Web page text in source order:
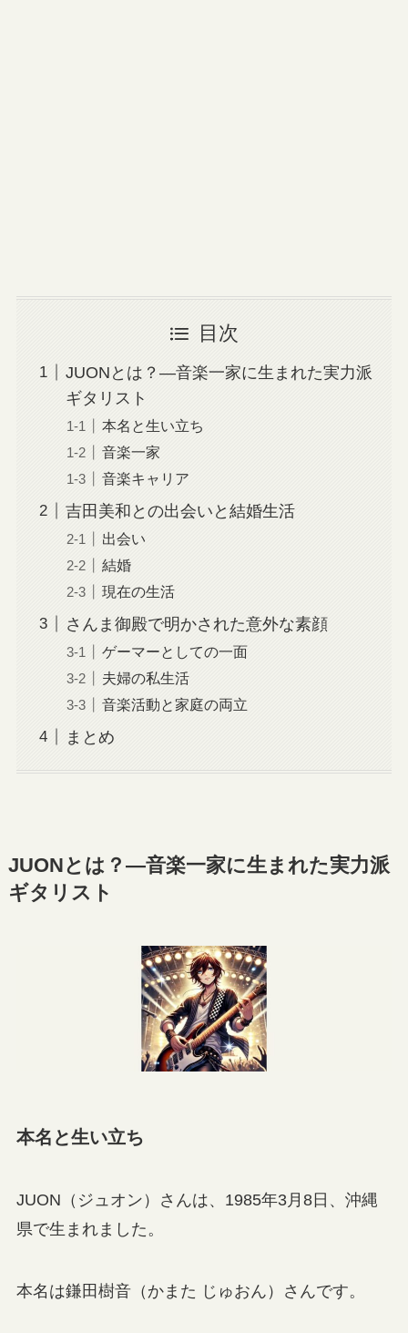
目次
JUONとは？—音楽一家に生まれた実力派
ギタリスト
本名と生い立ち
音楽一家
音楽キャリア
吉田美和との出会いと結婚生活
出会い
結婚
現在の生活
さんま御殿で明かされた意外な素顔
ゲーマーとしての一面
夫婦の私生活
音楽活動と家庭の両立
まとめ
JUONとは？—音楽一家に生まれた実力派
ギタリスト
本名と生い立ち
JUON（ジュオン）さんは、1985年3月8日、沖縄
県で生まれました。
本名は鎌田樹音（かまた じゅおん）さんです。